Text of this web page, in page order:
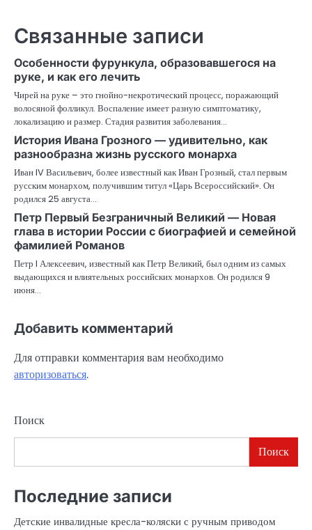
Связанные записи
Особенности фурункула, образовавшегося на
руке, и как его лечить
Чирей на руке – это гнойно-некротический процесс, поражающий
волосяной фолликул. Воспаление имеет разную симптоматику,
локализацию и размер. Стадия развития заболевания…
История Ивана Грозного — удивительно, как
разнообразна жизнь русского монарха
Иван IV Васильевич, более известный как Иван Грозный, стал первым
русским монархом, получившим титул «Царь Всероссийский». Он
родился 25 августа…
Петр Первый Безграничный Великий — Новая
глава в истории России с биографией и семейной
фамилией Романов
Петр I Алексеевич, известный как Петр Великий, был одним из самых
выдающихся и влиятельных российских монархов. Он родился 9
июня…
Добавить комментарий
Для отправки комментария вам необходимо
авторизоваться.
Поиск
Поиск
Последние записи
Детские инвалидные кресла-коляски с ручным приводом